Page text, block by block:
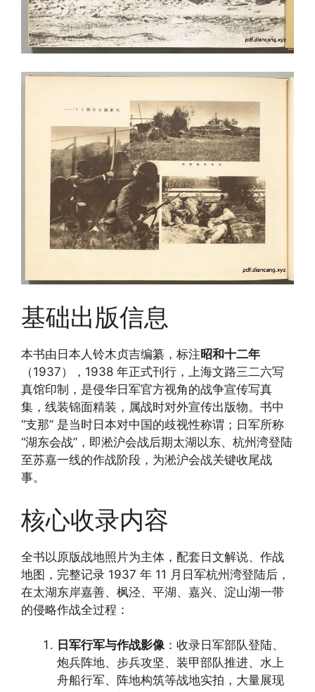
基础出版信息
本书由日本人铃木贞吉编纂，标注昭和十二年
（1937），1938 年正式刊行，上海文路三二六写
真馆印制，是侵华日军官方视角的战争宣传写真
集，线装锦面精装，属战时对外宣传出版物。书中
“支那” 是当时日本对中国的歧视性称谓；日军所称
“湖东会战”，即淞沪会战后期太湖以东、杭州湾登陆
至苏嘉一线的作战阶段，为淞沪会战关键收尾战
事。
核心收录内容
全书以原版战地照片为主体，配套日文解说、作战
地图，完整记录 1937 年 11 月日军杭州湾登陆后，
在太湖东岸嘉善、枫泾、平湖、嘉兴、淀山湖一带
的侵略作战全过程：
日军行军与作战影像：收录日军部队登陆、
炮兵阵地、步兵攻坚、装甲部队推进、水上
舟船行军、阵地构筑等战地实拍，大量展现